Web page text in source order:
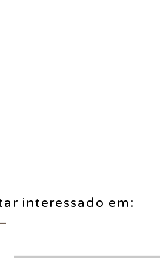
interessado em: